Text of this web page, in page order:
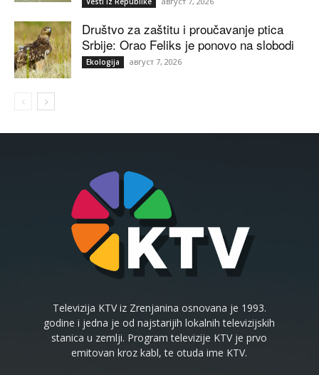
Društvo za zaštitu i proučavanje ptica
Srbije: Orao Feliks je ponovo na slobodi
Ekologija август 7, 2026
Televizija KTV iz Zrenjanina osnovana je 1993.
godine i jedna je od najstarijih lokalnih televizijskih
stanica u zemlji. Program televizije KTV je prvo
emitovan kroz kabl, te otuda ime KTV.